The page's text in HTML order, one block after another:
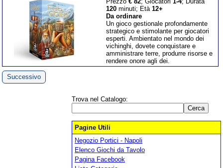
120 minuti; Età 12+
Da ordinare
Un gioco gestionale profondamente
strategico e stimolante per giocatori
esperti. Ambientato nel mondo dei
vichinghi, dovete conquistare e
amministrare terre, produrre risorse e
rendere onore agli dei.
Successivo
Trova nel Catalogo:
Pagine Utili
Negozio Portici - Napoli
Elenco Giochi da Tavolo
Pagina Facebook